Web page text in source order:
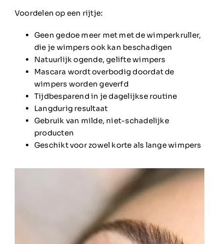
Voordelen op een rijtje:
Geen gedoe meer met met de wimperkruller,
die je wimpers ook kan beschadigen
Natuurlijk ogende, gelifte wimpers
Mascara wordt overbodig doordat de
wimpers worden geverfd
Tijdbesparend in je dagelijkse routine
Langdurig resultaat
Gebruik van milde, niet-schadelijke
producten
Geschikt voor zowel korte als lange wimpers